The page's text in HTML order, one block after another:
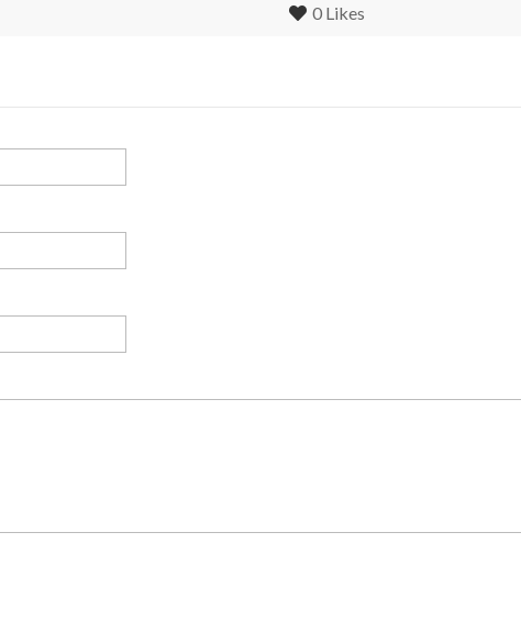
0 Likes